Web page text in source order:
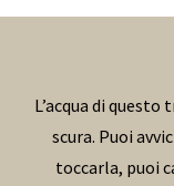
L’acqua di
scura. Puoi
toccarla, puoi